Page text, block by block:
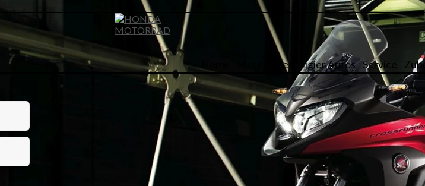
Motorräder Ligier Autos Service